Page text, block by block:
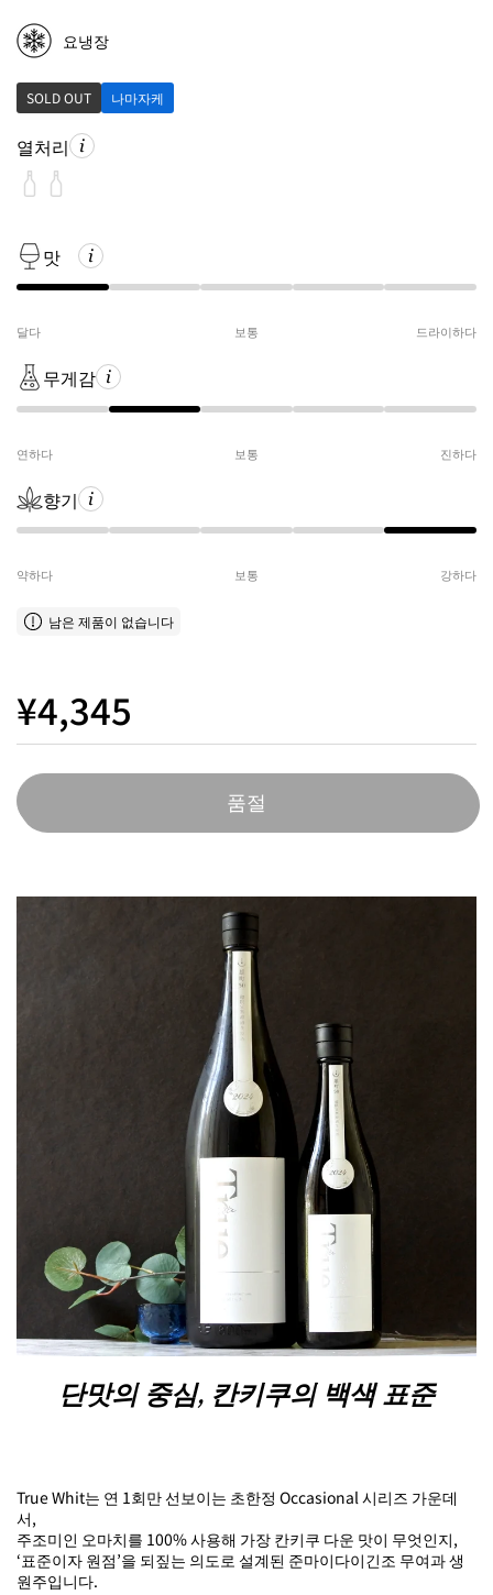
요냉장
SOLD OUT 나마자케
열처리
맛
달다 보통 드라이하다
무게감
연하다 보통 진하다
향기
약하다 보통 강하다
남은 제품이 없습니다
¥4,345
품절
단맛의 중심, 칸키쿠의 백색 표준
True Whit는 연 1회만 선보이는 초한정 Occasional 시리즈 가운데
서,
주조미인 오마치를 100% 사용해 가장 칸키쿠 다운 맛이 무엇인지,
‘표준이자 원점’을 되짚는 의도로 설계된 준마이다이긴조 무여과 생
원주입니다.